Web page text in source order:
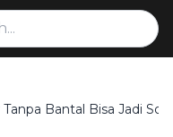
Bantal Bisa Jadi